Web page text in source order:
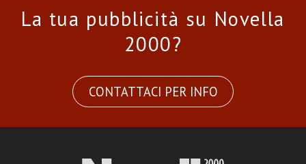
La tua pubblicità su Novella
2000?
CONTATTACI PER INFO